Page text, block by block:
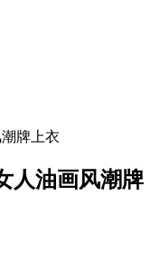
人油画风潮牌